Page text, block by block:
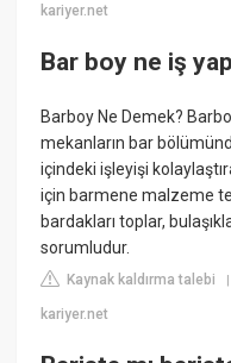
kariyer.net
Bar boy ne iş
Barboy Ne Demek?
mekanların bar
içindeki işleyişi
için barmene malzeme
bardakları toplar,
sorumludur.
Kaynak kaldırma talebi
kariyer.net